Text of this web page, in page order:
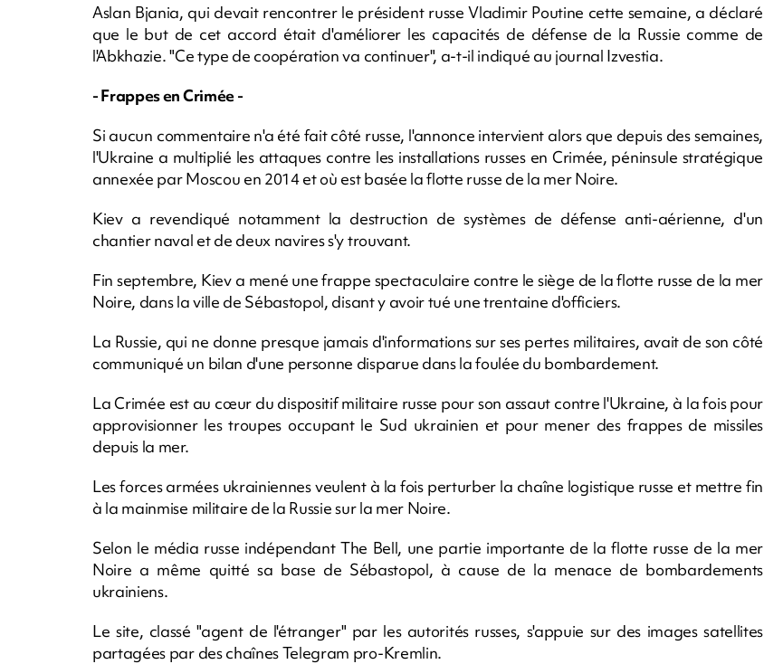
Aslan Bjania, qui devait rencontrer le président russe Vladimir Poutine cette semaine, a déclaré
que le but de cet accord était d'améliorer les capacités de défense de la Russie comme de
l'Abkhazie. "Ce type de coopération va continuer", a-t-il indiqué au journal Izvestia.
- Frappes en Crimée -
Si aucun commentaire n'a été fait côté russe, l'annonce intervient alors que depuis des semaines,
l'Ukraine a multiplié les attaques contre les installations russes en Crimée, péninsule stratégique
annexée par Moscou en 2014 et où est basée la flotte russe de la mer Noire.
Kiev a revendiqué notamment la destruction de systèmes de défense anti-aérienne, d'un
chantier naval et de deux navires s'y trouvant.
Fin septembre, Kiev a mené une frappe spectaculaire contre le siège de la flotte russe de la mer
Noire, dans la ville de Sébastopol, disant y avoir tué une trentaine d'officiers.
La Russie, qui ne donne presque jamais d'informations sur ses pertes militaires, avait de son côté
communiqué un bilan d'une personne disparue dans la foulée du bombardement.
La Crimée est au cœur du dispositif militaire russe pour son assaut contre l'Ukraine, à la fois pour
approvisionner les troupes occupant le Sud ukrainien et pour mener des frappes de missiles
depuis la mer.
Les forces armées ukrainiennes veulent à la fois perturber la chaîne logistique russe et mettre fin
à la mainmise militaire de la Russie sur la mer Noire.
Selon le média russe indépendant The Bell, une partie importante de la flotte russe de la mer
Noire a même quitté sa base de Sébastopol, à cause de la menace de bombardements
ukrainiens.
Le site, classé "agent de l'étranger" par les autorités russes, s'appuie sur des images satellites
partagées par des chaînes Telegram pro-Kremlin.